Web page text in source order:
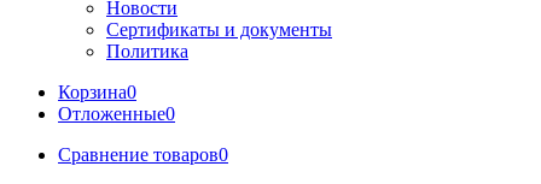
Новости
Сертификаты и документы
Политика
Корзина0
Отложенные0
Сравнение товаров0